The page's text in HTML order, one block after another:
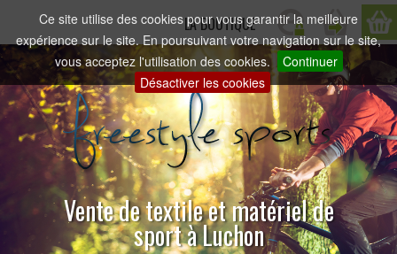
Ce site utilise des cookies pour vous garantir la meilleure
expérience sur le site. En poursuivant votre navigation sur le site,
vous acceptez l'utilisation des cookies.
Continuer
Désactiver les cookies
LA BOUTIQUE
Vente de textile et matériel de
sport à Luchon